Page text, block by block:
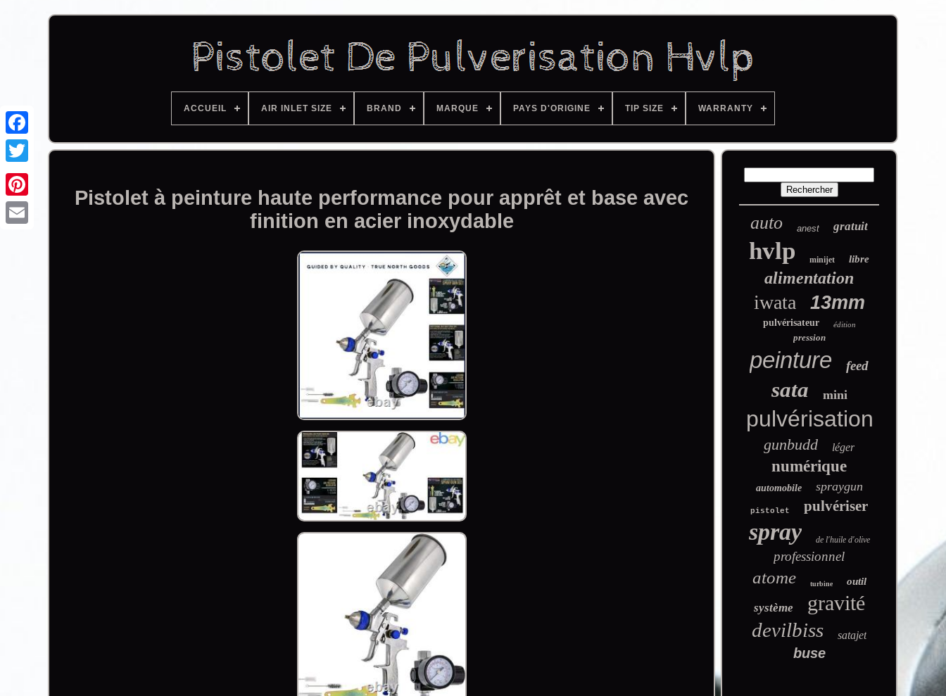
Facebook
ACCUEIL AIR INLET SIZE BRAND MARQUE PAYS D'ORIGINE TIP SIZE WARRANTY
Pistolet à peinture haute performance pour apprêt et base avec
finition en acier inoxydable
auto anest gratuit
hvlp minijet libre
alimentation
iwata 13mm
pulvérisateur édition
pression
peinture feed
sata mini
pulvérisation
gunbudd léger
numérique
automobile spraygun
pistolet pulvériser
spray de l'huile d'olive
professionnel
atome turbine outil
système gravité
devilbiss satajet
buse